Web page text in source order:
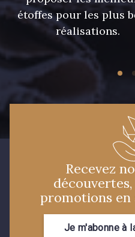
étoffes pour les plus
réalisations.
Recevez
promotions
Je m'abonne à